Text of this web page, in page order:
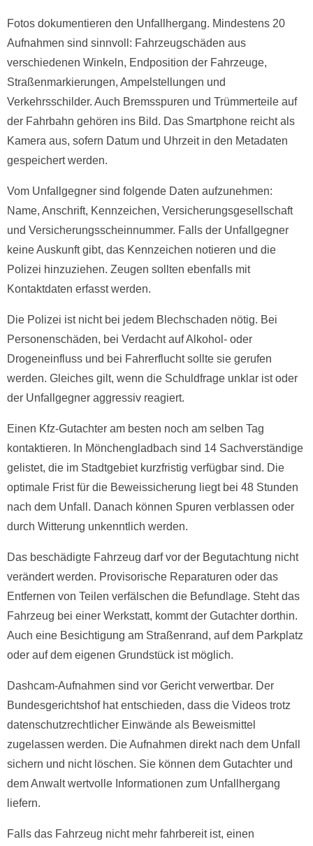
Fotos dokumentieren den Unfallhergang. Mindestens 20
Aufnahmen sind sinnvoll: Fahrzeugschäden aus
verschiedenen Winkeln, Endposition der Fahrzeuge,
Straßenmarkierungen, Ampelstellungen und
Verkehrsschilder. Auch Bremsspuren und Trümmerteile auf
der Fahrbahn gehören ins Bild. Das Smartphone reicht als
Kamera aus, sofern Datum und Uhrzeit in den Metadaten
gespeichert werden.
Vom Unfallgegner sind folgende Daten aufzunehmen:
Name, Anschrift, Kennzeichen, Versicherungsgesellschaft
und Versicherungsscheinnummer. Falls der Unfallgegner
keine Auskunft gibt, das Kennzeichen notieren und die
Polizei hinzuziehen. Zeugen sollten ebenfalls mit
Kontaktdaten erfasst werden.
Die Polizei ist nicht bei jedem Blechschaden nötig. Bei
Personenschäden, bei Verdacht auf Alkohol- oder
Drogeneinfluss und bei Fahrerflucht sollte sie gerufen
werden. Gleiches gilt, wenn die Schuldfrage unklar ist oder
der Unfallgegner aggressiv reagiert.
Einen Kfz-Gutachter am besten noch am selben Tag
kontaktieren. In Mönchengladbach sind 14 Sachverständige
gelistet, die im Stadtgebiet kurzfristig verfügbar sind. Die
optimale Frist für die Beweissicherung liegt bei 48 Stunden
nach dem Unfall. Danach können Spuren verblassen oder
durch Witterung unkenntlich werden.
Das beschädigte Fahrzeug darf vor der Begutachtung nicht
verändert werden. Provisorische Reparaturen oder das
Entfernen von Teilen verfälschen die Befundlage. Steht das
Fahrzeug bei einer Werkstatt, kommt der Gutachter dorthin.
Auch eine Besichtigung am Straßenrand, auf dem Parkplatz
oder auf dem eigenen Grundstück ist möglich.
Dashcam-Aufnahmen sind vor Gericht verwertbar. Der
Bundesgerichtshof hat entschieden, dass die Videos trotz
datenschutzrechtlicher Einwände als Beweismittel
zugelassen werden. Die Aufnahmen direkt nach dem Unfall
sichern und nicht löschen. Sie können dem Gutachter und
dem Anwalt wertvolle Informationen zum Unfallhergang
liefern.
Falls das Fahrzeug nicht mehr fahrbereit ist, einen